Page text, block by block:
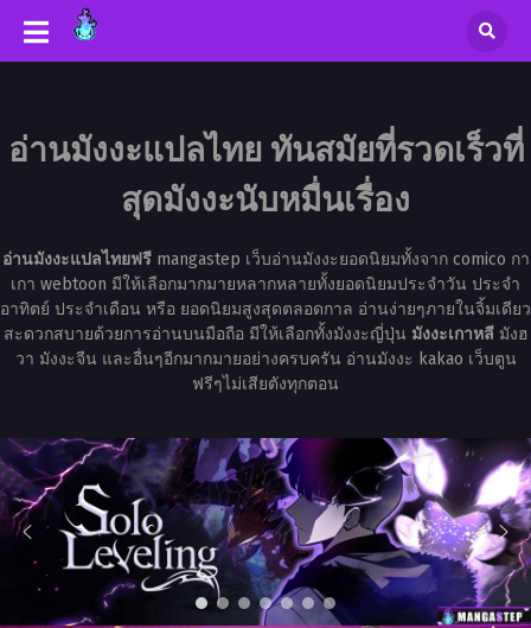
อ่านมังงะแปลไทย ทันสมัยที่รวดเร็วที่
สุดมังงะนับหมื่นเรื่อง
อ่านมังงะแปลไทยฟรีmangastep เว็บอ่านมังงะยอดนิยมทั้งจาก comico กา
เกา webtoon มีให้เลือกมากมายหลากหลายทั้งยอดนิยมประจำวัน ประจำ
อาทิตย์ ประจำเดือน หรือ ยอดนิยมสูงสุดตลอดกาล อ่านง่ายๆภายในจิ้มเดียว
สะดวกสบายด้วยการอ่านบนมือถือ มีให้เลือกทั้งมังงะญี่ปุ่น มังงะเกาหลีมังฮ
วา มังงะจีน และอื่นๆอีกมากมายอย่างครบครัน อ่านมังงะ kakao เว็บตูน
ฟรีๆไม่เสียตังทุกตอน